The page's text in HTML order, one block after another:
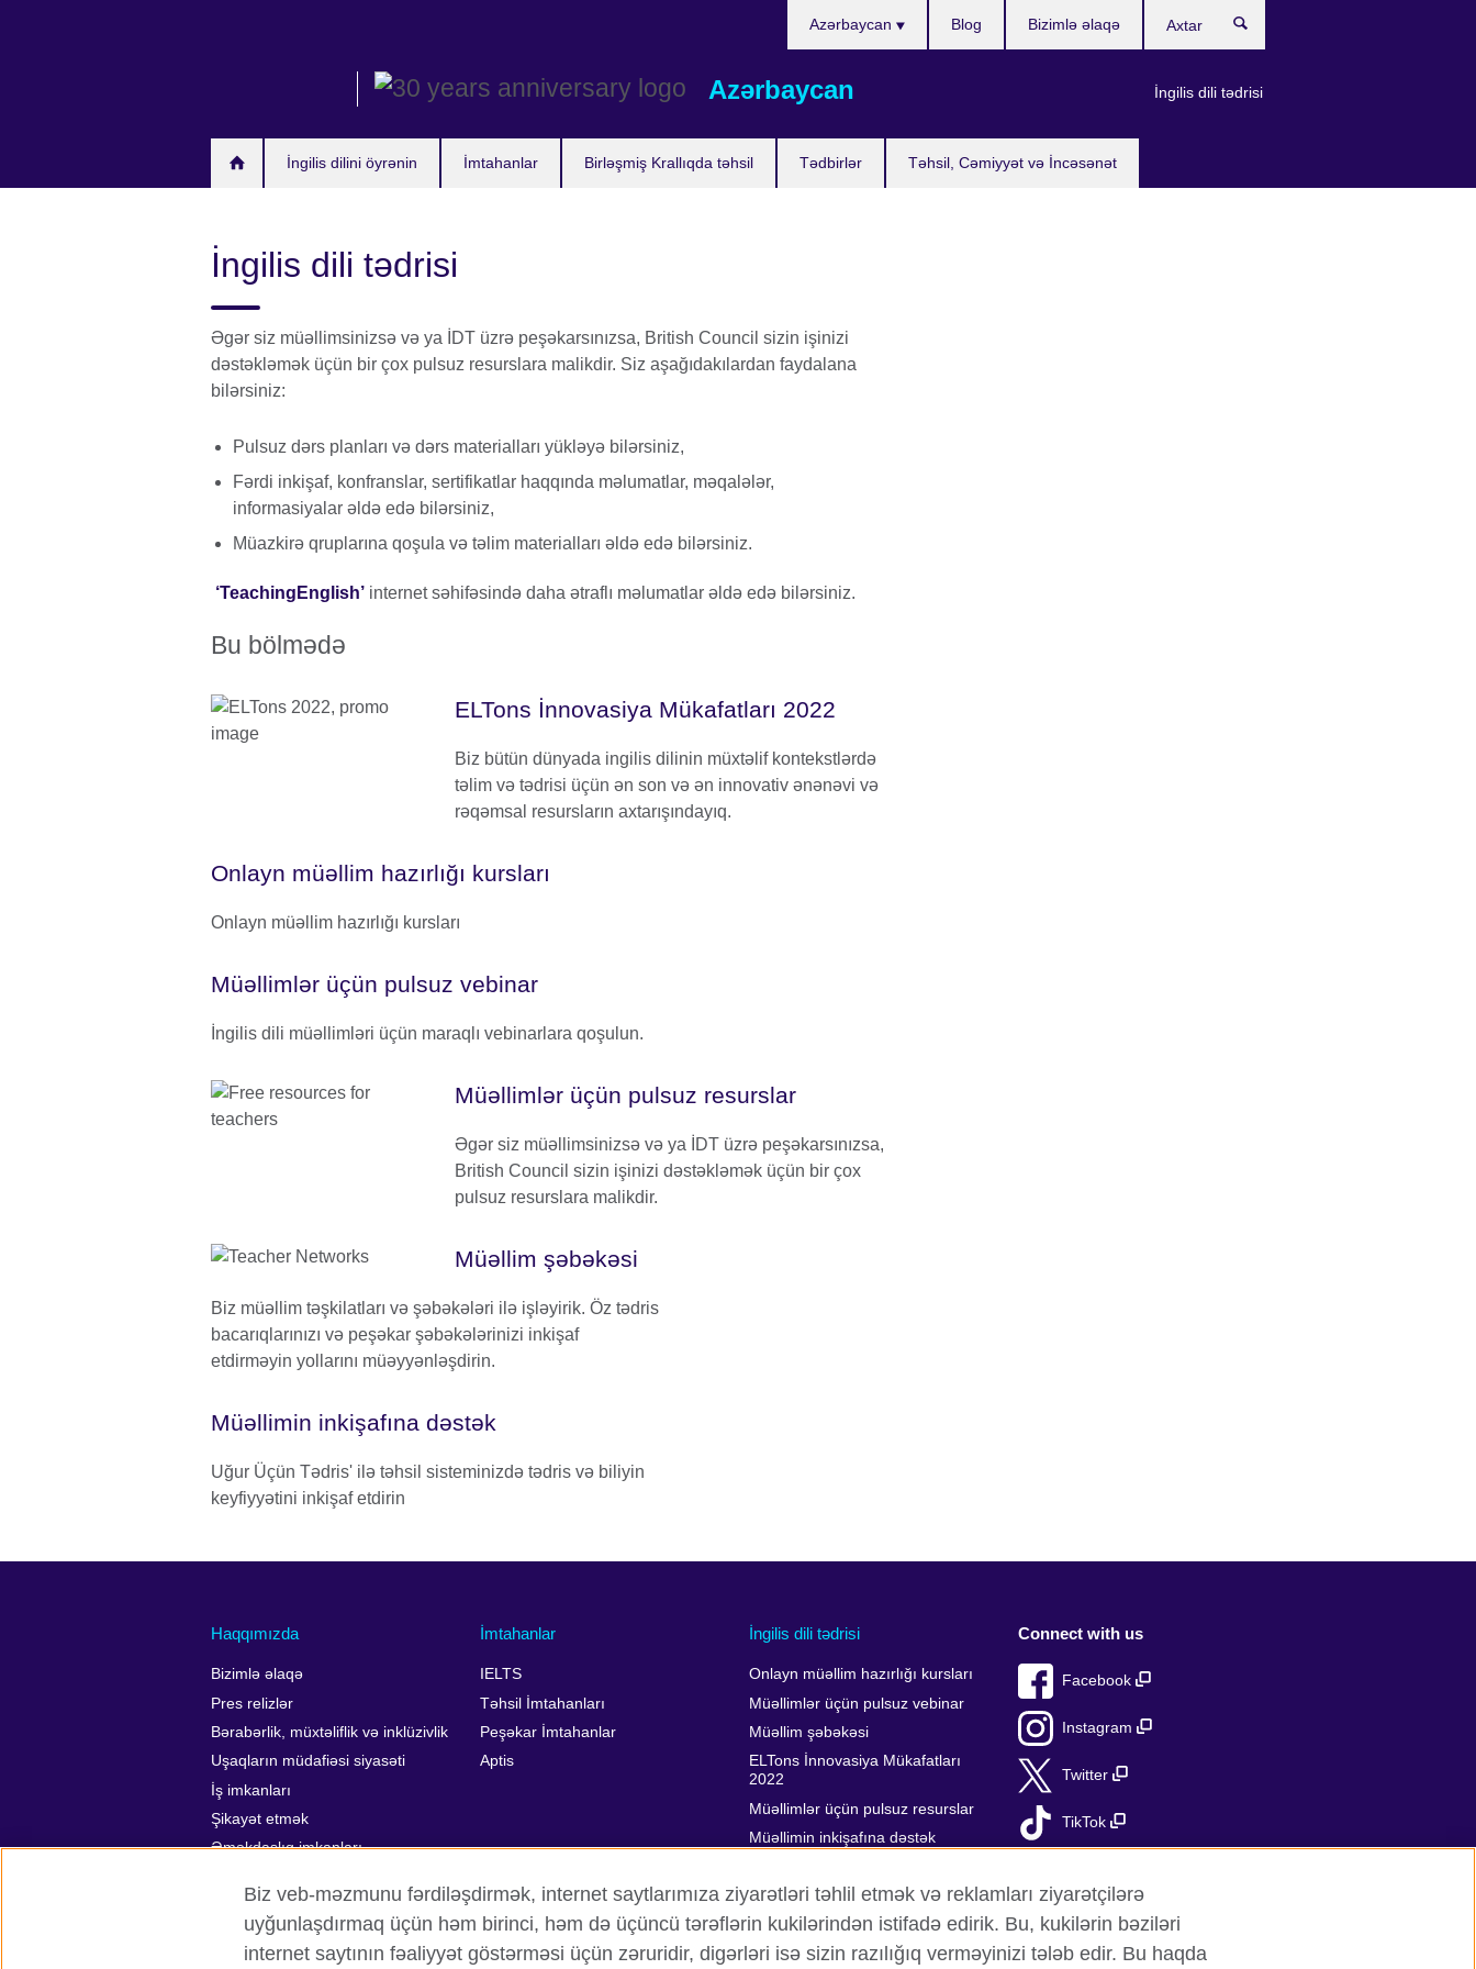
Azərbaycan
İngilis dilini öyrənin İmtahanlar Birləşmiş Krallıqda təhsil Tədbirlər Təhsil, Cəmiyyət və İncəsənət
Azərbaycan
İngilis dili tədrisi
Blog Bizimlə əlaqə
İngilis dili tədrisi
Əgər siz müəllimsinizsə və ya İDT üzrə peşəkarsınızsa, British Council sizin işinizi
dəstəkləmək üçün bir çox pulsuz resurslara malikdir. Siz aşağıdakılardan faydalana
bilərsiniz:
Pulsuz dərs planları və dərs materialları yükləyə bilərsiniz,
Fərdi inkişaf, konfranslar, sertifikatlar haqqında məlumatlar, məqalələr,
informasiyalar əldə edə bilərsiniz,
Müazkirə qruplarına qoşula və təlim materialları əldə edə bilərsiniz.
‘TeachingEnglish’ internet səhifəsində daha ətraflı məlumatlar əldə edə bilərsiniz.
Bu bölmədə
ELTons İnnovasiya Mükafatları 2022
Biz bütün dünyada ingilis dilinin müxtəlif kontekstlərdə
təlim və tədrisi üçün ən son və ən innovativ ənənəvi və
rəqəmsal resursların axtarışındayıq.
Onlayn müəllim hazırlığı kursları
Onlayn müəllim hazırlığı kursları
Müəllimlər üçün pulsuz vebinar
İngilis dili müəllimləri üçün maraqlı vebinarlara qoşulun.
Müəllimlər üçün pulsuz resurslar
Əgər siz müəllimsinizsə və ya İDT üzrə peşəkarsınızsa,
British Council sizin işinizi dəstəkləmək üçün bir çox
pulsuz resurslara malikdir.
Müəllim şəbəkəsi
Biz müəllim təşkilatları və şəbəkələri ilə işləyirik. Öz tədris
bacarıqlarınızı və peşəkar şəbəkələrinizi inkişaf
etdirməyin yollarını müəyyənləşdirin.
Müəllimin inkişafına dəstək
Uğur Üçün Tədris' ilə təhsil sisteminizdə tədris və biliyin
keyfiyyətini inkişaf etdirin
Haqqımızda
Bizimlə əlaqə
Pres relizlər
Bərabərlik, müxtəliflik və inklüzivlik
Uşaqların müdafiəsi siyasəti
İş imkanları
Şikayət etmək
Əməkdaşlıq imkanları
İmtahanlar
IELTS
Təhsil İmtahanları
Peşəkar İmtahanlar
Aptis
İngilis dili tədrisi
Onlayn müəllim hazırlığı kursları
Müəllimlər üçün pulsuz vebinar
Müəllim şəbəkəsi
ELTons İnnovasiya Mükafatları
2022
Müəllimlər üçün pulsuz resurslar
Müəllimin inkişafına dəstək
Connect with us
Facebook
Instagram
Twitter
TikTok
Biz veb-məzmunu fərdiləşdirmək, internet saytlarımıza ziyarətləri təhlil etmək və reklamları ziyarətçilərə
uyğunlaşdırmaq üçün həm birinci, həm də üçüncü tərəflərin kukilərindən istifadə edirik. Bu, kukilərin bəziləri
internet saytının fəaliyyət göstərməsi üçün zəruridir, digərləri isə sizin razılığıq verməyinizi tələb edir. Bu haqda